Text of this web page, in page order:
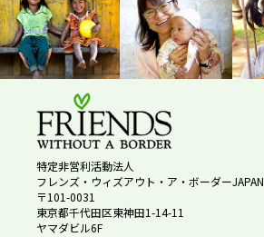
特定非営利活動法人
フレンズ・ウィズアウト・ア・ボーダーJAPAN
〒101-0031
東京都千代田区東神田1-14-11
ヤマダビル6F